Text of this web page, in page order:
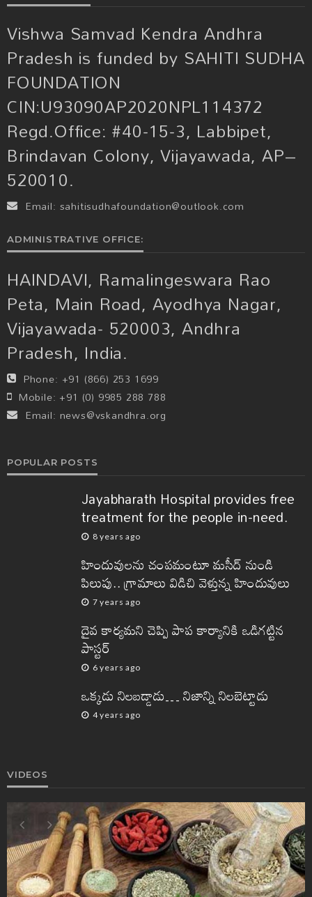
Vishwa Samvad Kendra Andhra
Pradesh is funded by SAHITI SUDHA
FOUNDATION
CIN:U93090AP2020NPL114372
Regd.Office: #40-15-3, Labbipet,
Brindavan Colony, Vijayawada, AP–
520010.
Email: sahitisudhafoundation@outlook.com
ADMINISTRATIVE OFFICE:
HAINDAVI, Ramalingeswara Rao
Peta, Main Road, Ayodhya Nagar,
Vijayawada- 520003, Andhra
Pradesh, India.
Phone: +91 (866) 253 1699
Mobile: +91 (0) 9985 288 788
Email: news@vskandhra.org
POPULAR POSTS
Jayabharath Hospital provides free
treatment for the people in-need.
8 years ago
హిందువులను చంపమంటూ మసీద్ నుండి
పిలుపు.. గ్రామాలు విడిచి వెళ్తున్న హిందువులు
7 years ago
దైవ కార్యమని చెప్పి పాప కార్యానికి ఒడిగట్టిన
పాస్టర్
6 years ago
ఒక్కడు నిలబడ్డాడు… నిజాన్ని నిలబెట్టాడు
4 years ago
VIDEOS